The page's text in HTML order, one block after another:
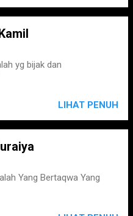
yg bijak dan
LIHAT PENUH
Yang Bertaqwa Yang